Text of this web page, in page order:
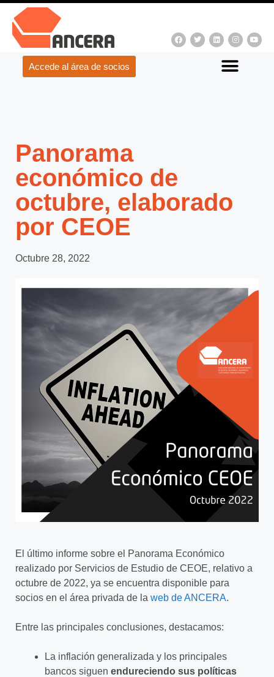
Accede al área de socios
Panorama
económico de
octubre, elaborado
por CEOE
Octubre 28, 2022
El último informe sobre el Panorama Económico
realizado por Servicios de Estudio de CEOE, relativo a
octubre de 2022, ya se encuentra disponible para
socios en el área privada de la web deANCERA.
Entre las principales conclusiones, destacamos:
La inflación generalizada y los principales
bancos siguen endureciendo sus políticas